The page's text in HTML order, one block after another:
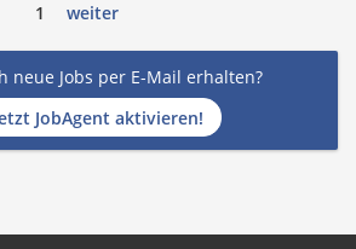
1 weiter
neue Jobs per E-Mail erhalten?
JobAgent aktivieren!